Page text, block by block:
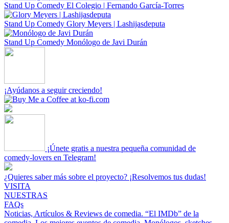
Stand Up Comedy El Colegio | Fernando García-Torres
Stand Up Comedy Glory Meyers | Lashijasdeputa
Stand Up Comedy Monólogo de Javi Durán
¡Ayúdanos a seguir creciendo!
¡Únete gratis a nuestra pequeña comunidad de
comedy-lovers en Telegram!
¿Quieres saber más sobre el proyecto? ¡Resolvemos tus dudas!
VISITA
NUESTRAS
FAQs
Noticias, Artículos & Reviews de comedia. “El IMDb” de la